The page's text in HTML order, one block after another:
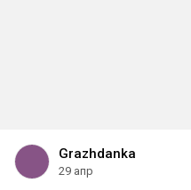
Grazhdanka
29 апр